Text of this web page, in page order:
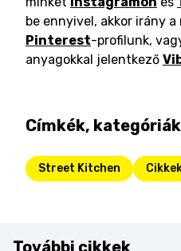
be ennyivel, akkor irány
Pinterest-profilunk,
anyagokkal jelentkező
Címkék, kategóriák
Street Kitchen
További cikkek